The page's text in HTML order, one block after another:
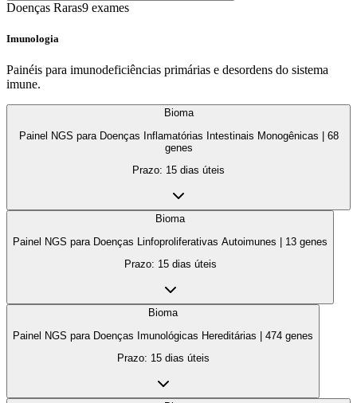
Doenças Raras9 exames
Imunologia
Painéis para imunodeficiências primárias e desordens do sistema
imune.
Bioma
Painel NGS para Doenças Inflamatórias Intestinais Monogênicas | 68
genes
Prazo: 15 dias úteis
Bioma
Painel NGS para Doenças Linfoproliferativas Autoimunes | 13 genes
Prazo: 15 dias úteis
Bioma
Painel NGS para Doenças Imunológicas Hereditárias | 474 genes
Prazo: 15 dias úteis